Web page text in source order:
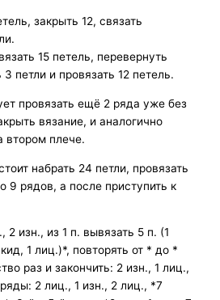
закрыть 12, связать
15 петель, перевернуть
3 петли и провязать 12 петель.
провязать ещё 2 ряда уже без
вязание, и аналогично
втором плече.
набрать 24 петли, провязать
9 рядов, а после приступить к
2 изн., из 1 п. вывязать 5 п. (1
1 лиц.)*, повторять от * до *
раз и закончить: 2 изн., 1 лиц.,
2 лиц., 1 изн., 2 лиц., *7